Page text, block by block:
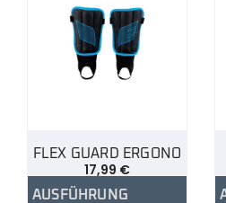
FLEX GUARD ERGONO
17,99 €
AUSFÜHRUNG